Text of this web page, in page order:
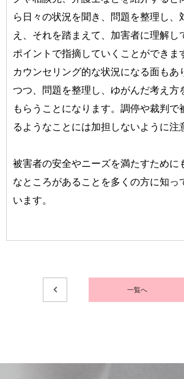
ら日々の状況を聞き、問題を整理し、
え、それを踏まえて、加害者に理解し
ポイントで指摘していくことができま
カウンセリング的な状況になる面もあ
つつ、問題を整理し、ゆがんだ考え方
もらうことになります。調停や裁判で
るようなことには加担しないように注
被害者の安全やニーズを満たすために
なところがあることを多くの方に知っ
います。
一覧へ